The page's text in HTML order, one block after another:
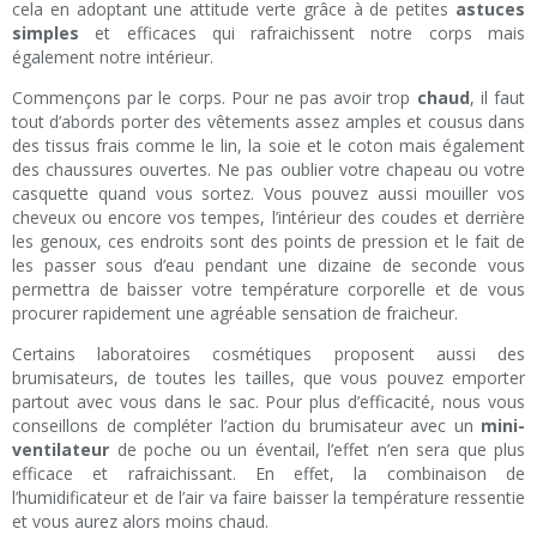
cela en adoptant une attitude verte grâce à de petites astuces
simples et efficaces qui rafraichissent notre corps mais
également notre intérieur.
Commençons par le corps. Pour ne pas avoir trop chaud, il faut
tout d’abords porter des vêtements assez amples et cousus dans
des tissus frais comme le lin, la soie et le coton mais également
des chaussures ouvertes. Ne pas oublier votre chapeau ou votre
casquette quand vous sortez. Vous pouvez aussi mouiller vos
cheveux ou encore vos tempes, l’intérieur des coudes et derrière
les genoux, ces endroits sont des points de pression et le fait de
les passer sous d’eau pendant une dizaine de seconde vous
permettra de baisser votre température corporelle et de vous
procurer rapidement une agréable sensation de fraicheur.
Certains laboratoires cosmétiques proposent aussi des
brumisateurs, de toutes les tailles, que vous pouvez emporter
partout avec vous dans le sac. Pour plus d’efficacité, nous vous
conseillons de compléter l’action du brumisateur avec un mini-
ventilateur de poche ou un éventail, l’effet n’en sera que plus
efficace et rafraichissant. En effet, la combinaison de
l’humidificateur et de l’air va faire baisser la température ressentie
et vous aurez alors moins chaud.